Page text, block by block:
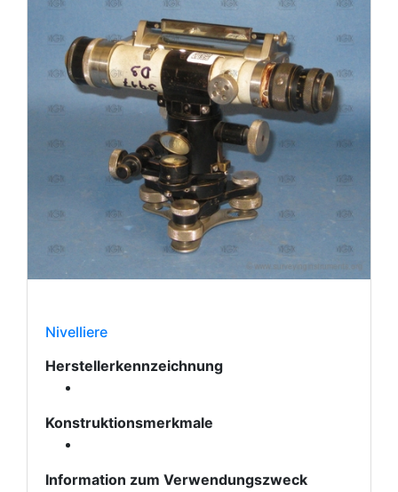
Nivelliere
Herstellerkennzeichnung
Konstruktionsmerkmale
Information zum Verwendungszweck